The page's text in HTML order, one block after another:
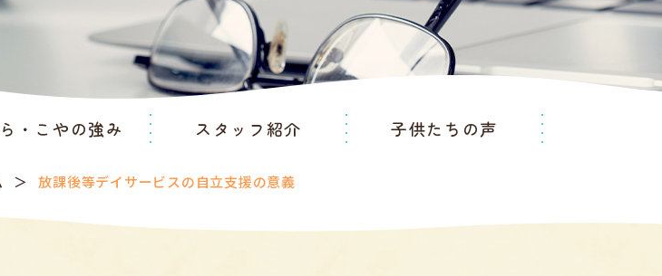
・こやの強み スタッフ紹介 子供たちの声
放課後等デイサービスの自立支援の意義